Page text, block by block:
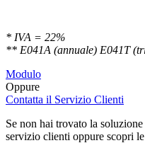
* IVA = 22%
** E041A (annuale) E041T
Modulo
Oppure
Contatta il Servizio Clienti
Se non hai trovato la
servizio clienti oppure scopri